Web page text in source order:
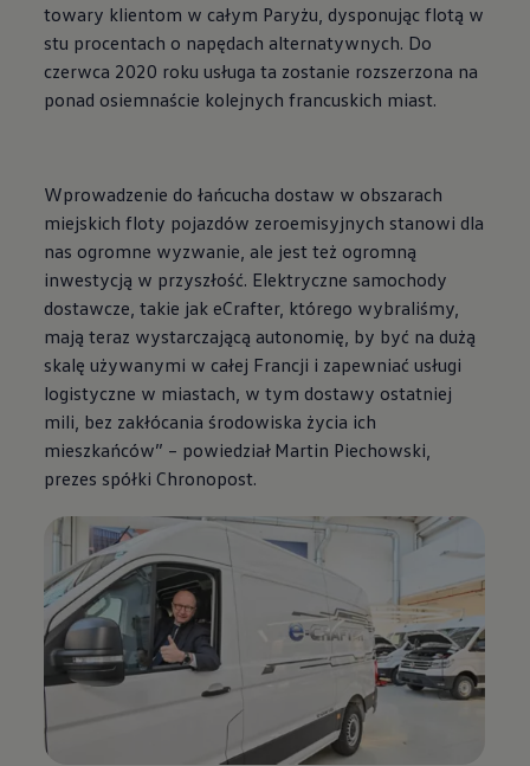
towary klientom w całym Paryżu, dysponując flotą w
stu procentach o napędach alternatywnych. Do
czerwca 2020 roku usługa ta zostanie rozszerzona na
ponad osiemnaście kolejnych francuskich miast.
Wprowadzenie do łańcucha dostaw w obszarach
miejskich floty pojazdów zeroemisyjnych stanowi dla
nas ogromne wyzwanie, ale jest też ogromną
inwestycją w przyszłość. Elektryczne samochody
dostawcze, takie jak eCrafter, którego wybraliśmy,
mają teraz wystarczającą autonomię, by być na dużą
skalę używanymi w całej Francji i zapewniać usługi
logistyczne w miastach, w tym dostawy ostatniej
mili, bez zakłócania środowiska życia ich
mieszkańców” – powiedział Martin Piechowski,
prezes spółki Chronopost.